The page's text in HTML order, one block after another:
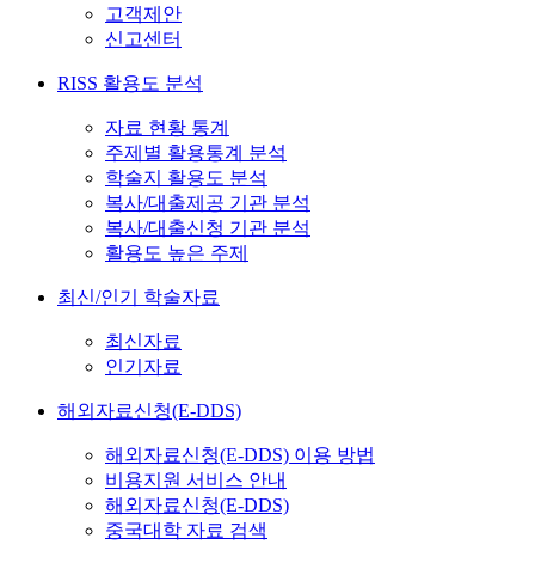
고객제안
신고센터
RISS 활용도 분석
자료 현황 통계
주제별 활용통계 분석
학술지 활용도 분석
복사/대출제공 기관 분석
복사/대출신청 기관 분석
활용도 높은 주제
최신/인기 학술자료
최신자료
인기자료
해외자료신청(E-DDS)
해외자료신청(E-DDS) 이용 방법
비용지원 서비스 안내
해외자료신청(E-DDS)
중국대학 자료 검색